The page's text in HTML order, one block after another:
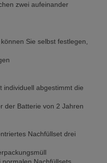
zwei aufeinander
Sie selbst festlegen,
individuell abgestimmt die
der Batterie von 2 Jahren
Nachfüllset drei